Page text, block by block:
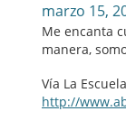
marzo 15,
Me encanta
manera,
Vía La
http://